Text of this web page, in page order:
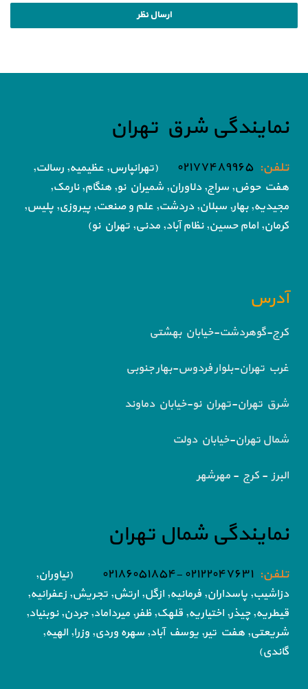
نمایندگی شرق تهران
تلفن: ۰۲۱۷۷۴۸۹۹۶۵
(تهرانپارس, عظیمیه, رسالت,
هفت حوض, سراج, دلاوران, شمیران نو, هنگام, نارمک,
مجیدیه, بهار, سبلان, دردشت, علم و صنعت, پیروزی, پلیس,
کرمان, امام حسین, نظام آباد, مدنی, تهران نو)
آدرس
کرج-گوهردشت-خیابان بهشتی
غرب تهران-بلوار فردوس-بهار جنوبی
شرق تهران-تهران نو-خیابان دماوند
شمال تهران-خیابان دولت
البرز - کرج - مهرشهر
نمایندگی شمال تهران
تلفن: ۰۲۱۲۲۰۴۷۶۳۱ -۰۲۱۸۶۰۵۱۸۵۴
(نیاوران,
دزاشیب, پاسداران, فرمانیه, ازگل, ارتش, تجریش, زعفرانیه,
قیطریه, چیذر, اختیاریه, قلهک, ظفر, میرداماد, جردن, نوبنیاد,
شریعتی, هفت تیر, یوسف آباد, سهره وردی, وزرا, الهیه,
گاندی)